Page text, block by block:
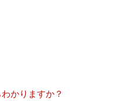
かりますか？